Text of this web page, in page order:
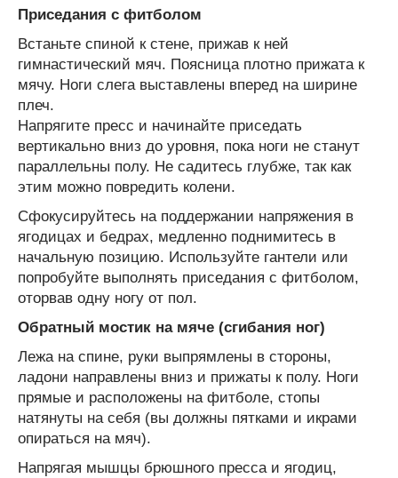
Приседания с фитболом
Встаньте спиной к стене, прижав к ней
гимнастический мяч. Поясница плотно прижата к
мячу. Ноги слега выставлены вперед на ширине
плеч.
Напрягите пресс и начинайте приседать
вертикально вниз до уровня, пока ноги не станут
параллельны полу. Не садитесь глубже, так как
этим можно повредить колени.
Сфокусируйтесь на поддержании напряжения в
ягодицах и бедрах, медленно поднимитесь в
начальную позицию. Используйте гантели или
попробуйте выполнять приседания с фитболом,
оторвав одну ногу от пол.
Обратный мостик на мяче (сгибания ног)
Лежа на спине, руки выпрямлены в стороны,
ладони направлены вниз и прижаты к полу. Ноги
прямые и расположены на фитболе, стопы
натянуты на себя (вы должны пятками и икрами
опираться на мяч).
Напрягая мышцы брюшного пресса и ягодиц,